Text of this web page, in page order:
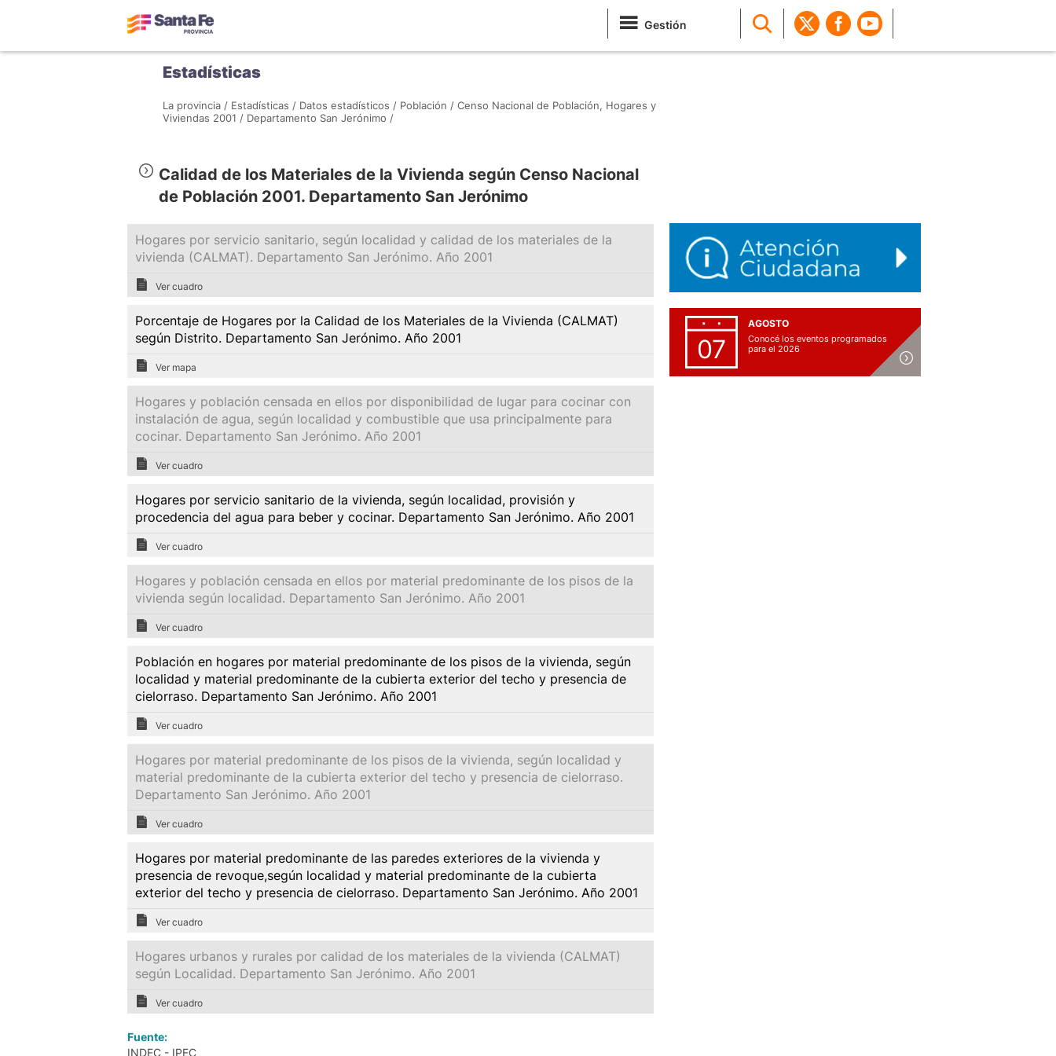
Gestión
Estadísticas
La provincia / Estadísticas / Datos estadísticos / Población / Censo Nacional de Población, Hogares y
Viviendas 2001 / Departamento San Jerónimo /
Calidad de los Materiales de la Vivienda según Censo Nacional
de Población 2001. Departamento San Jerónimo
Hogares por servicio sanitario, según localidad y calidad de los materiales de la
vivienda (CALMAT). Departamento San Jerónimo. Año 2001
Ver cuadro
Porcentaje de Hogares por la Calidad de los Materiales de la Vivienda (CALMAT)
según Distrito. Departamento San Jerónimo. Año 2001
Ver mapa
Hogares y población censada en ellos por disponibilidad de lugar para cocinar con
instalación de agua, según localidad y combustible que usa principalmente para
cocinar. Departamento San Jerónimo. Año 2001
Ver cuadro
Hogares por servicio sanitario de la vivienda, según localidad, provisión y
procedencia del agua para beber y cocinar. Departamento San Jerónimo. Año 2001
Ver cuadro
Hogares y población censada en ellos por material predominante de los pisos de la
vivienda según localidad. Departamento San Jerónimo. Año 2001
Ver cuadro
Población en hogares por material predominante de los pisos de la vivienda, según
localidad y material predominante de la cubierta exterior del techo y presencia de
cielorraso. Departamento San Jerónimo. Año 2001
Ver cuadro
Hogares por material predominante de los pisos de la vivienda, según localidad y
material predominante de la cubierta exterior del techo y presencia de cielorraso.
Departamento San Jerónimo. Año 2001
Ver cuadro
Hogares por material predominante de las paredes exteriores de la vivienda y
presencia de revoque,según localidad y material predominante de la cubierta
exterior del techo y presencia de cielorraso. Departamento San Jerónimo. Año 2001
Ver cuadro
Hogares urbanos y rurales por calidad de los materiales de la vivienda (CALMAT)
según Localidad. Departamento San Jerónimo. Año 2001
Ver cuadro
Fuente:
INDEC - IPEC
07
AGOSTO
Conocé los eventos programados
para el 2026